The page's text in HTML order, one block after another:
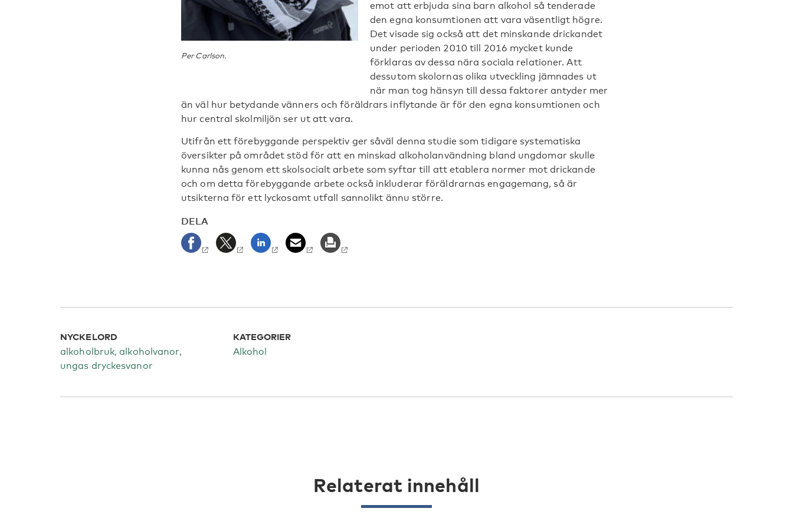
Per Carlson.
emot att erbjuda sina barn alkohol så tenderade
den egna konsumtionen att vara väsentligt högre.
Det visade sig också att det minskande drickandet
under perioden 2010 till 2016 mycket kunde
förklaras av dessa nära sociala relationer. Att
dessutom skolornas olika utveckling jämnades ut
när man tog hänsyn till dessa faktorer antyder mer
än väl hur betydande vänners och föräldrars inflytande är för den egna konsumtionen och
hur central skolmiljön ser ut att vara.
Utifrån ett förebyggande perspektiv ger såväl denna studie som tidigare systematiska
översikter på området stöd för att en minskad alkoholanvändning bland ungdomar skulle
kunna nås genom ett skolsocialt arbete som syftar till att etablera normer mot drickande
och om detta förebyggande arbete också inkluderar föräldrarnas engagemang, så är
utsikterna för ett lyckosamt utfall sannolikt ännu större.
DELA
NYCKELORD
alkoholbruk, alkoholvanor,
ungas dryckesvanor
KATEGORIER
Alkohol
Relaterat innehåll